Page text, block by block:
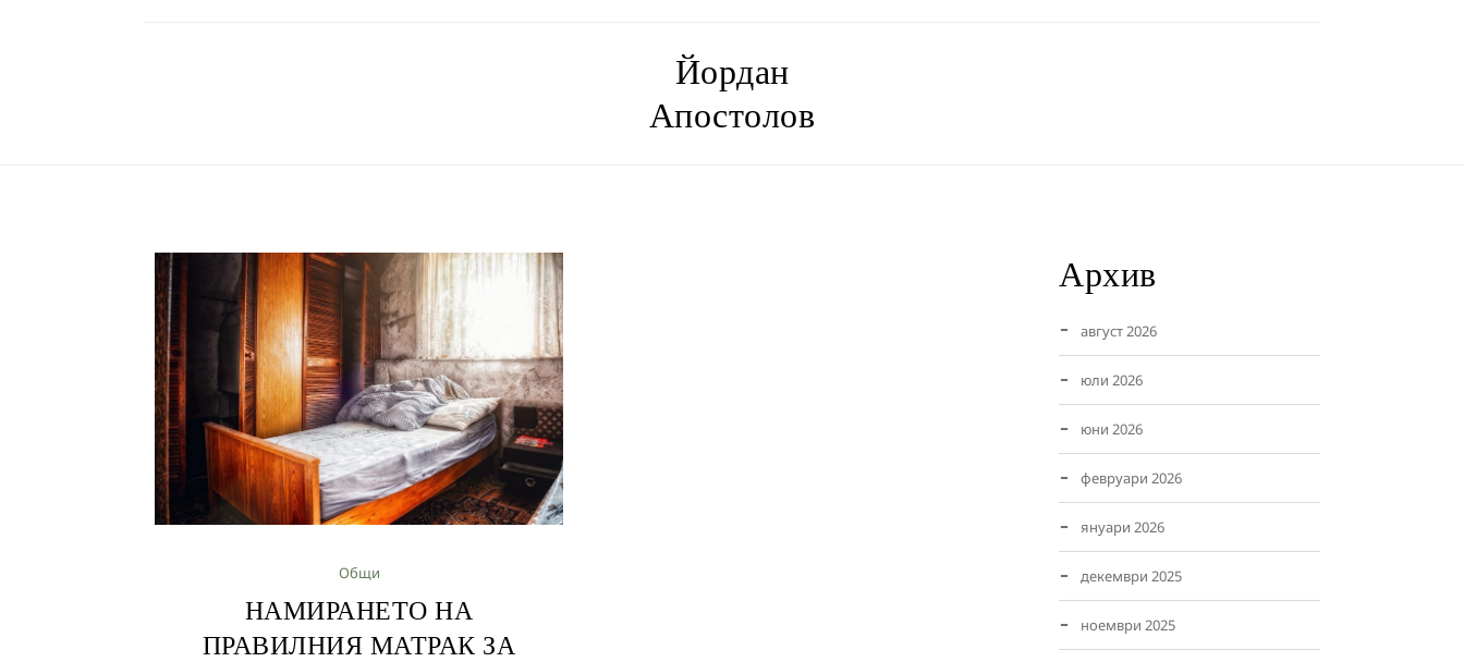
Йордан
Апостолов
Общи
НАМИРАНЕТО НА
ПРАВИЛНИЯ МАТРАК ЗА
Архив
август 2026
юли 2026
юни 2026
февруари 2026
януари 2026
декември 2025
ноември 2025